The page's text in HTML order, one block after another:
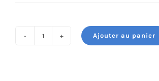
1,095.000 DT.
est :
985.000 DT.
Ajouter au panier